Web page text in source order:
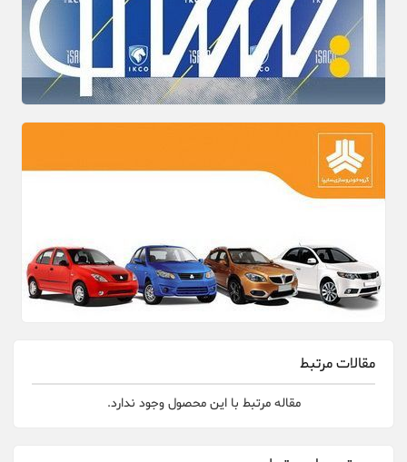
مقالات مرتبط
مقاله مرتبط با این محصول وجود ندارد.